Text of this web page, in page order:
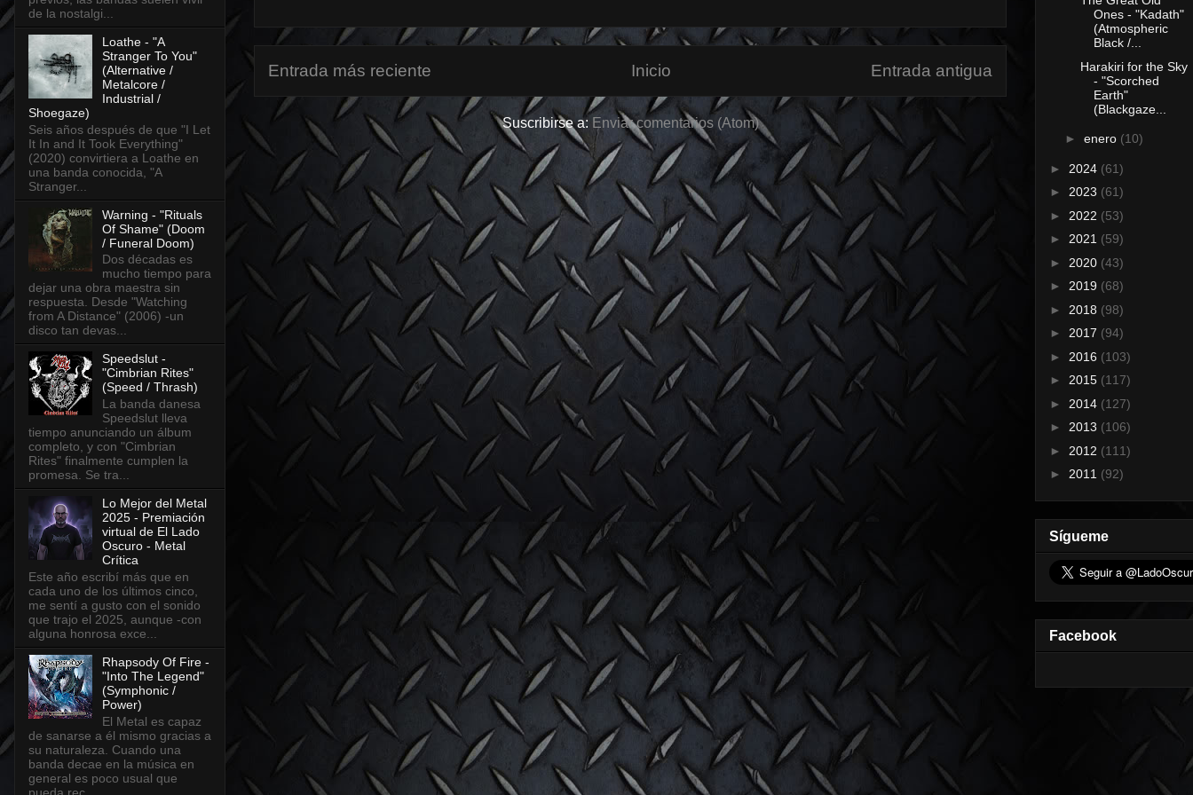
Entrada más reciente Entrada antigua
Inicio
Suscribirse a: Enviar comentarios (Atom)
de la nostalgi...
Loathe - "A
Stranger To You"
(Alternative /
Metalcore /
Industrial /
Shoegaze)
Seis años después de que "I Let
It In and It Took Everything"
(2020) convirtiera a Loathe en
una banda conocida, "A
Stranger...
Warning - "Rituals
Of Shame" (Doom
/ Funeral Doom)
Dos décadas es
mucho tiempo para
dejar una obra maestra sin
respuesta. Desde "Watching
from A Distance" (2006) -un
disco tan devas...
Speedslut -
"Cimbrian Rites"
(Speed / Thrash)
La banda danesa
Speedslut lleva
tiempo anunciando un álbum
completo, y con "Cimbrian
Rites" finalmente cumplen la
promesa. Se tra...
Lo Mejor del Metal
2025 - Premiación
virtual de El Lado
Oscuro - Metal
Crítica
Este año escribí más que en
cada uno de los últimos cinco,
me sentí a gusto con el sonido
que trajo el 2025, aunque -con
alguna honrosa exce...
Rhapsody Of Fire -
"Into The Legend"
(Symphonic /
Power)
El Metal es capaz
de sanarse a él mismo gracias a
su naturaleza. Cuando una
banda decae en la música en
general es poco usual que
pueda rec...
Ones - "Kadath"
(Atmospheric
Black /...
Harakiri for the Sky
- "Scorched
Earth"
(Blackgaze...
► enero (10)
► 2024 (61)
► 2023 (61)
► 2022 (53)
► 2021 (59)
► 2020 (43)
► 2019 (68)
► 2018 (98)
► 2017 (94)
► 2016 (103)
► 2015 (117)
► 2014 (127)
► 2013 (106)
► 2012 (111)
► 2011 (92)
Sígueme
Facebook